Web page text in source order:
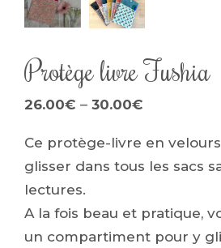
Protège livre Fushia
26.00€ – 30.00€
Ce protège-livre en
glisser dans tous les sacs
lectures.
A la fois beau et pratique,
un compartiment pour y